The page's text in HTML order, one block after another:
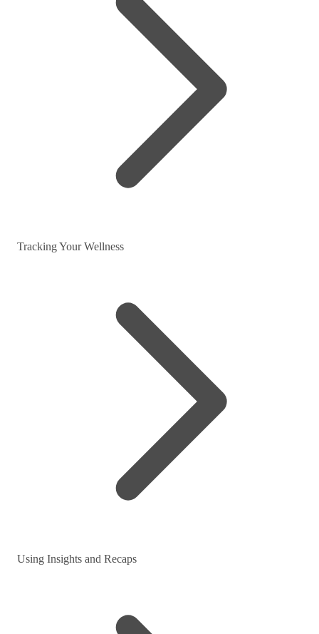
Tracking Your Wellness
Using Insights and Recaps